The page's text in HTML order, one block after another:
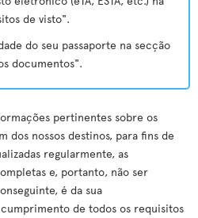
de visto".
do seu passaporte na secção
documentos".
pertinentes sobre os
dos nossos destinos, para fins de
regularmente, as
e, portanto, não ser
é da sua
de todos os requisitos